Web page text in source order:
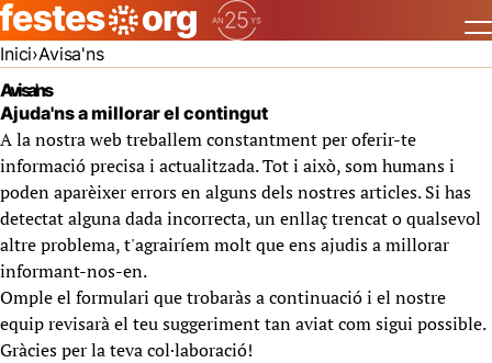
Inici Avisa'ns
Avisa'ns
Ajuda'ns a millorar el contingut
A la nostra web treballem constantment per oferir-te
informació precisa i actualitzada. Tot i això, som humans i
poden aparèixer errors en alguns dels nostres articles. Si has
detectat alguna dada incorrecta, un enllaç trencat o qualsevol
altre problema, t'agrairíem molt que ens ajudis a millorar
informant-nos-en.
Omple el formulari que trobaràs a continuació i el nostre
equip revisarà el teu suggeriment tan aviat com sigui possible.
Gràcies per la teva col·laboració!